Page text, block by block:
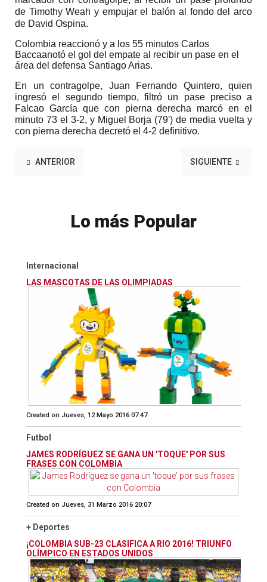
de Timothy Weah y empujar el balón al fondo del arco
de David Ospina.
Colombia reaccionó y a los 55 minutos Carlos
Baccaanotó el gol del empate al recibir un pase en el
área del defensa Santiago Arias.
En un contragolpe, Juan Fernando Quintero, quien
ingresó el segundo tiempo, filtró un pase preciso a
Falcao García que con pierna derecha marcó en el
minuto 73 el 3-2, y Miguel Borja (79')de media vuelta y
con pierna derecha decretó el 4-2 definitivo.
ANTERIOR SIGUIENTE
Lo más Popular
Internacional
LAS MASCOTAS DE LAS OLIMPIADAS
Created on Jueves, 12 Mayo 2016 07:47
Futbol
JAMES RODRÍGUEZ SE GANA UN 'TOQUE' POR SUS
FRASES CON COLOMBIA
Created on Jueves, 31 Marzo 2016 20:07
+ Deportes
¡COLOMBIA SUB-23 CLASIFICA A RIO 2016! TRIUNFO
OLÍMPICO EN ESTADOS UNIDOS